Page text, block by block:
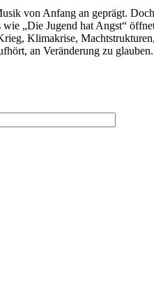
von Anfang an geprägt.
„Die Jugend hat Angst“
Klimakrise,
an Veränderung zu